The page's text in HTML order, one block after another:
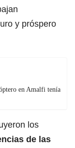
y próspero
en Amalfi tenía
los
de las